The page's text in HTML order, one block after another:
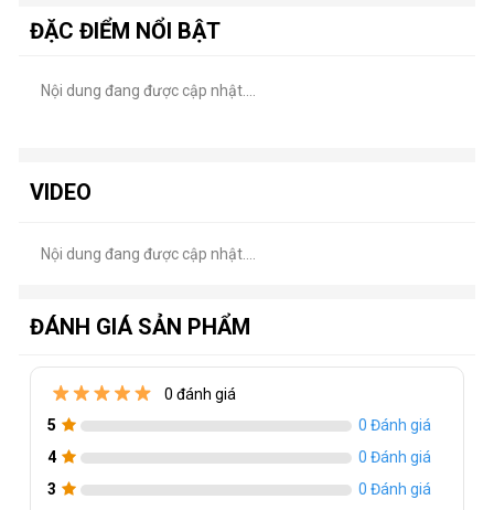
Khả năng tương
ĐẶC ĐIỂM NỔI BẬT
Nội dung đang được cập nhật....
VIDEO
Nội dung đang được cập nhật....
ĐÁNH GIÁ SẢN PHẨM
0 đánh giá
5
0 Đánh giá
4
0 Đánh giá
3
0 Đánh giá